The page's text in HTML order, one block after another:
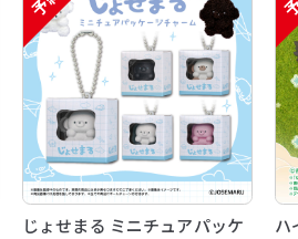
じょせまる ミニチュアパッケ
ハ